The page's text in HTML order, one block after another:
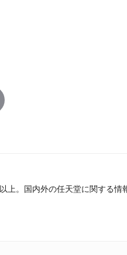
上。国内外の任天堂に関する情